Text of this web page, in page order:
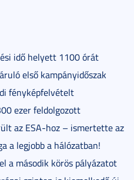
idő helyett 1100 órát
első kampányidőszak
fényképfelvételt
ezer feldolgozott
az ESA-hoz – ismertette az
a legjobb a hálózatban!
a második körös pályázatot